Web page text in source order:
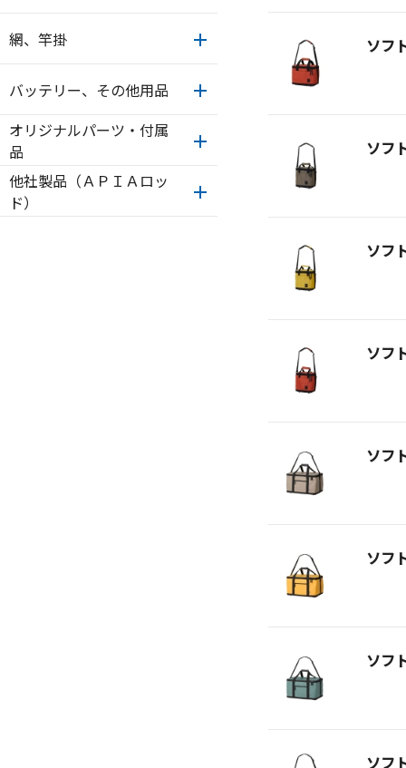
網、竿掛
バッテリー、その他用品
オリジナルパーツ・付属
品
他社製品（ＡＰＩＡロッ
ド）
ソフ
ソフ
ソフ
ソフ
ソフ
ソフ
ソフ
ソフ